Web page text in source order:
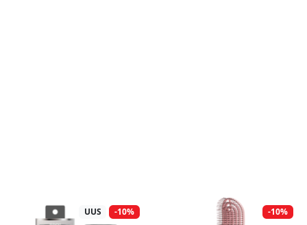
UUS -10% -10%